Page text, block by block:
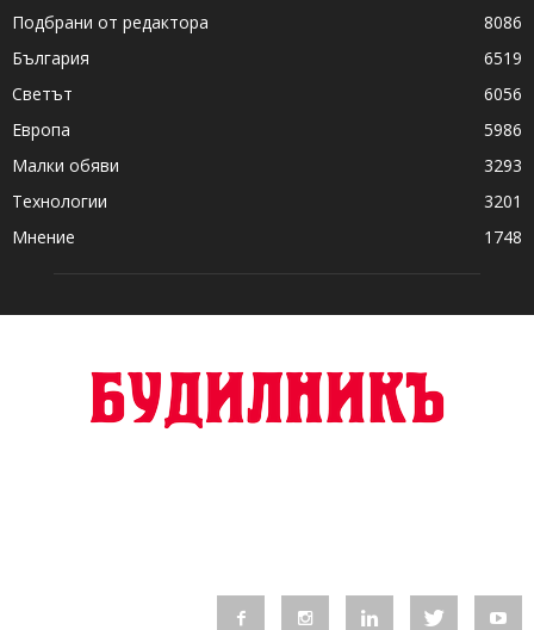
Подбрани от редактора
8086
България
6519
Светът
6056
Европа
5986
Малки обяви
3293
Технологии
3201
Мнение
1748